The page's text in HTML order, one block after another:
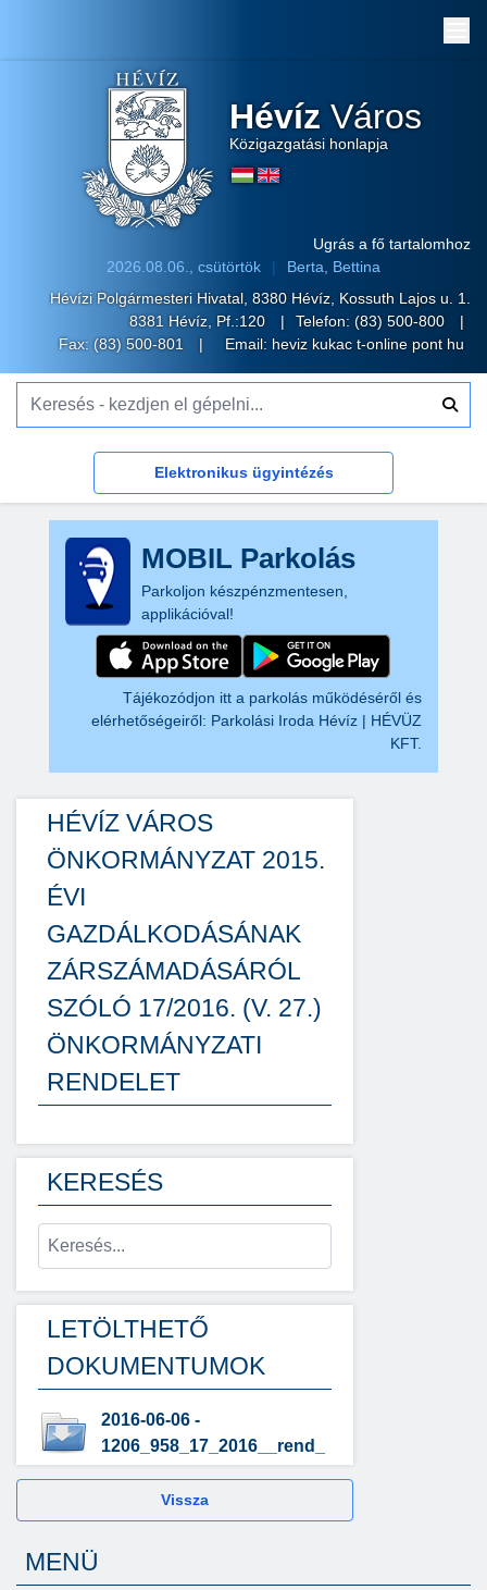
Hévíz Város
Közigazgatási honlapja
Ugrás a fő tartalomhoz
2026.08.06., csütörtök
Berta, Bettina
Hévízi Polgármesteri Hivatal, 8380 Hévíz, Kossuth Lajos u. 1.
8381 Hévíz, Pf.:120
Telefon: (83) 500-800
Fax: (83) 500-801
Email: heviz kukac t-online pont hu
Elektronikus ügyintézés
MOBIL Parkolás
Parkoljon készpénzmentesen,
applikációval!
Tájékozódjon itt a parkolás működéséről és
elérhetőségeiről: Parkolási Iroda Hévíz | HÉVÜZ
KFT.
HÉVÍZ VÁROS
ÖNKORMÁNYZAT 2015.
ÉVI
GAZDÁLKODÁSÁNAK
ZÁRSZÁMADÁSÁRÓL
SZÓLÓ 17/2016. (V. 27.)
ÖNKORMÁNYZATI
RENDELET
KERESÉS
LETÖLTHETŐ
DOKUMENTUMOK
2016-06-06 -
1206_958_17_2016__rend_
Vissza
MENÜ